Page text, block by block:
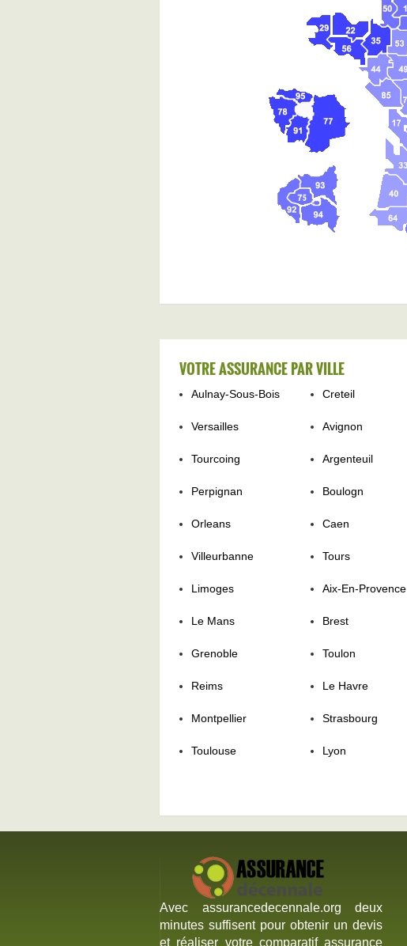
VOTRE ASSURANCE PAR VILLE
Aulnay-Sous-Bois Creteil
Versailles Avignon
Tourcoing Argenteuil
Perpignan Boulogn
Orleans Caen
Villeurbanne Tours
Limoges Aix-En-Provence
Le Mans Brest
Grenoble Toulon
Reims Le Havre
Montpellier Strasbourg
Toulouse Lyon
Avec assurancedecennale.org deux
minutes suffisent pour obtenir un devis
et réaliser votre comparatif assurance